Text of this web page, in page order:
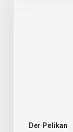
Der Pelikan